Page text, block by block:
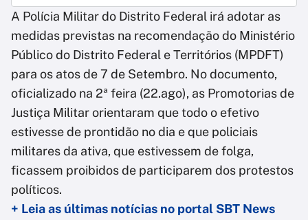
A Polícia Militar do Distrito Federal irá adotar as
medidas previstas na recomendação do Ministério
Público do Distrito Federal e Territórios (MPDFT)
para os atos de 7 de Setembro. No documento,
oficializado na 2ª feira (22.ago), as Promotorias de
Justiça Militar orientaram que todo o efetivo
estivesse de prontidão no dia e que policiais
militares da ativa, que estivessem de folga,
ficassem proibidos de participarem dos protestos
políticos.
+ Leia as últimas notícias no portal SBT News